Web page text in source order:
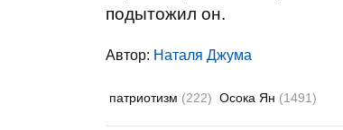
подытожил он.
Автор: Наталя Джума
патриотизм (222) Осока Ян (1491)